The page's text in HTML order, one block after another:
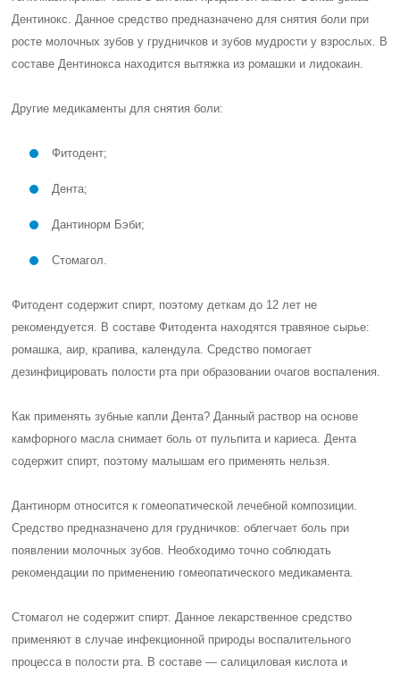
Дентинокс. Данное средство предназначено для снятия боли при
росте молочных зубов у грудничков и зубов мудрости у взрослых. В
составе Дентинокса находится вытяжка из ромашки и лидокаин.
Другие медикаменты для снятия боли:
Фитодент;
Дента;
Дантинорм Бэби;
Стомагол.
Фитодент содержит спирт, поэтому деткам до 12 лет не
рекомендуется. В составе Фитодента находятся травяное сырье:
ромашка, аир, крапива, календула. Средство помогает
дезинфицировать полости рта при образовании очагов воспаления.
Как применять зубные капли Дента? Данный раствор на основе
камфорного масла снимает боль от пульпита и кариеса. Дента
содержит спирт, поэтому малышам его применять нельзя.
Дантинорм относится к гомеопатической лечебной композиции.
Средство предназначено для грудничков: облегчает боль при
появлении молочных зубов. Необходимо точно соблюдать
рекомендации по применению гомеопатического медикамента.
Стомагол не содержит спирт. Данное лекарственное средство
применяют в случае инфекционной природы воспалительного
процесса в полости рта. В составе — салициловая кислота и